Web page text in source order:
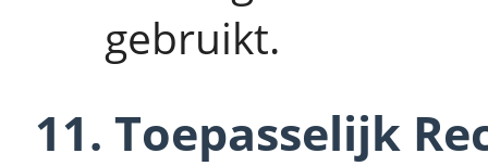
gebruikt.
11. Toepasselijk